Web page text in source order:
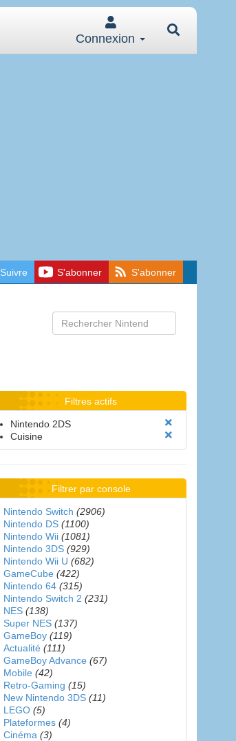
Connexion
Suivre S'abonner S'abonner
Filtres actifs
Nintendo 2DS
Cuisine
Filtrer par console
Nintendo Switch (2906)
Nintendo DS (1100)
Nintendo Wii (1081)
Nintendo 3DS (929)
Nintendo Wii U (682)
GameCube (422)
Nintendo 64 (315)
Nintendo Switch 2 (231)
NES (138)
Super NES (137)
GameBoy (119)
Actualité (111)
GameBoy Advance (67)
Mobile (42)
Retro-Gaming (15)
New Nintendo 3DS (11)
LEGO (5)
Plateformes (4)
Cinéma (3)